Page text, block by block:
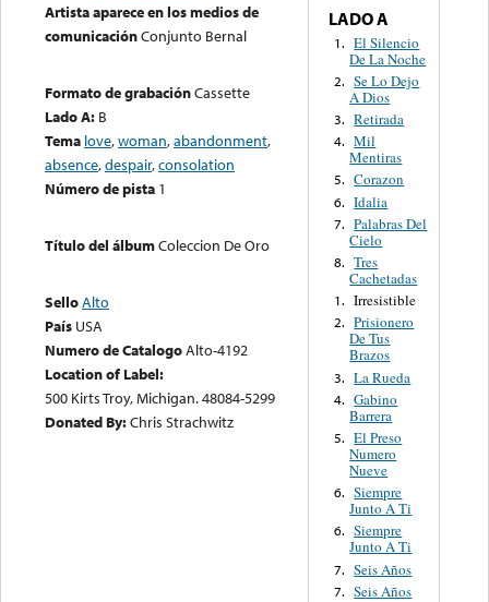
Artista aparece en los medios de
comunicaciónConjunto Bernal
Formato de grabaciónCassette
Lado A: B
Tema love,woman,abandonment,
absence,despair,consolation
Número de pista 1
Título del álbumColeccion De Oro
SelloAlto
País USA
Numero de CatalogoAlto-4192
Location of Label:
500 Kirts Troy, Michigan. 48084-5299
Donated By:Chris Strachwitz
LADO A
1. El Silencio
De La Noche
2. Se Lo Dejo
A Dios
3. Retirada
4. Mil
Mentiras
5. Corazon
6. Idalia
7. Palabras Del
Cielo
8. Tres
Cachetadas
1. Irresistible
2. Prisionero
De Tus
Brazos
3. La Rueda
4. Gabino
Barrera
5. El Preso
Numero
Nueve
6. Siempre
Junto A Ti
6. Siempre
Junto A Ti
7. Seis Años
7. Seis Años